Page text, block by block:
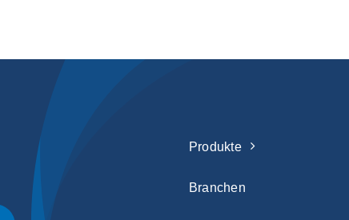
Produkte
Branchen